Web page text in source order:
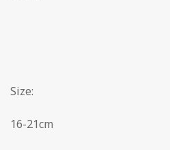
Size:
16-21cm